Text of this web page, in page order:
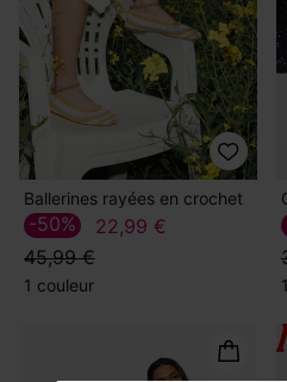
Ballerines rayées en crochet
22,99 €
45,99 €
-50%
1 couleur